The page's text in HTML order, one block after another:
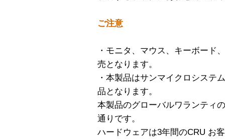
ご注意
・モニタ、マウス、キーボード
売となります。
・本製品はサンマイクロシステ
品となります。
本製品のグローバルワランティ
通りです。
ハードウェアは3年間のCRU お